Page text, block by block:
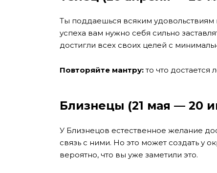
Ты поддаешься всяким удовольствиям
успеха вам нужно себя сильно
достигли всех своих целей с
Повторяйте мантру:то что достается
Близнецы (21 мая — 20
У Близнецов естественное желание
связь с ними. Но это может создать у
вероятно, что вы уже заметили это.